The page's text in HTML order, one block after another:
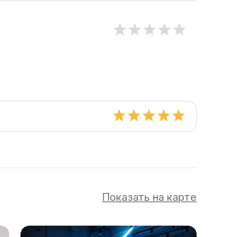
Показать на карте